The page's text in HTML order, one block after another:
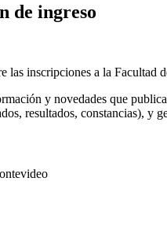
de ingreso
las inscripciones a la Facultad
y novedades que
resultados, constancias), y